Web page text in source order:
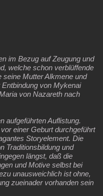
im Bezug auf Zeugung und
welche schon verblüffende
seine Mutter Alkmene und
von Mykenai
von Nazareth nach
aufgeführten Auflistung.
einer Geburt durchgeführt
Storyelement. Die
Traditionsbildung und
längst, daß die
und Motive selbst bei
unausweichlich ist ohne,
zueinader vorhanden sein